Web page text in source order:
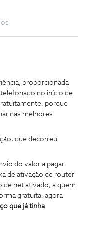
proporcionada
telefonado no início de
porque
nas melhores
que decorreu
do valor a pagar
de ativação de router
de net ativado, a quem
gratuita, agora
que já tinha